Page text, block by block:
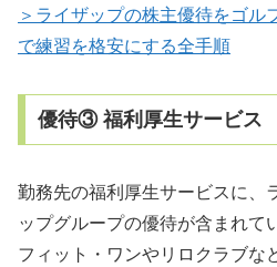
＞ライザップの株主優待をゴル
で練習を格安にする全手順
優待③ 福利厚生サービス
勤務先の福利厚生サービスに、
ップグループの優待が含まれて
フィット・ワンやリロクラブな